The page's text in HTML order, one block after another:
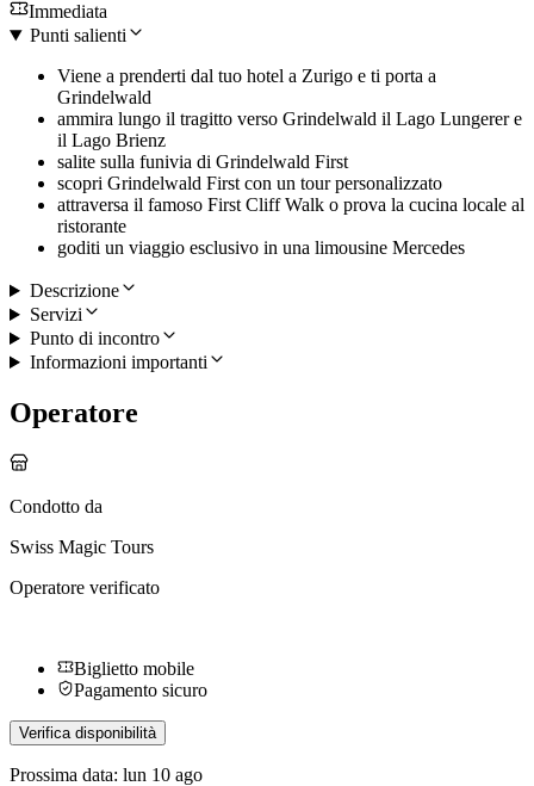
Immediata
Punti salienti
Viene a prenderti dal tuo hotel a Zurigo e ti porta a
Grindelwald
ammira lungo il tragitto verso Grindelwald il Lago Lungerer e
il Lago Brienz
salite sulla funivia di Grindelwald First
scopri Grindelwald First con un tour personalizzato
attraversa il famoso First Cliff Walk o prova la cucina locale al
ristorante
goditi un viaggio esclusivo in una limousine Mercedes
Descrizione
Servizi
Punto di incontro
Informazioni importanti
Operatore
Condotto da
Swiss Magic Tours
Operatore verificato
Biglietto mobile
Pagamento sicuro
Verifica disponibilità
Prossima data: lun 10 ago